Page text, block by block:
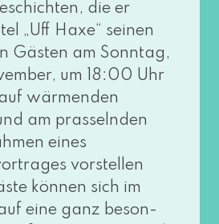
die er
„Uff Haxe“ sei­nen
Gästen am Sonntag,
um 18:00 Uhr
wär­men­den
am pras­seln­den
eines
vor­stel­len
kön­nen sich im
eine ganz beson­